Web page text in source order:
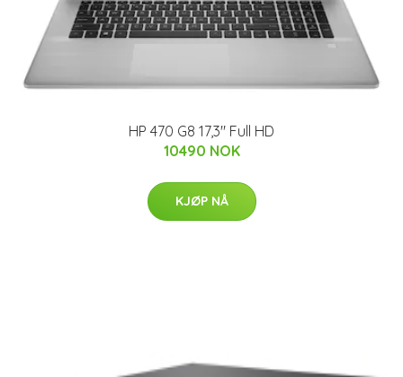
HP 470 G8 17,3" Full HD
10490 NOK
KJØP NÅ